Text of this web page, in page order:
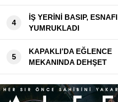
4
İŞ YERİNİ BASIP, ESNAFI
YUMRUKLADI
5
KAPAKLI’DA EĞLENCE
MEKANINDA DEHŞET